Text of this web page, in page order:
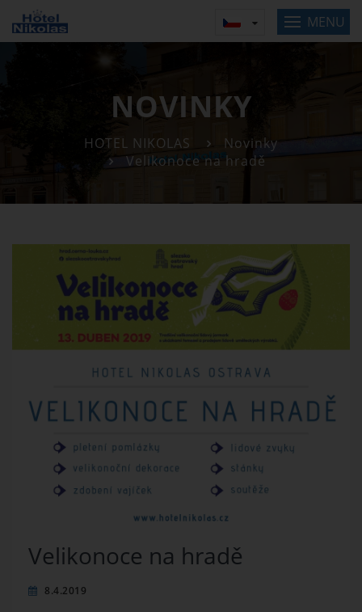
MENU
NOVINKY
HOTEL NIKOLAS
Novinky
Velikonoce na hradě
Velikonoce na hradě
8.4.2019